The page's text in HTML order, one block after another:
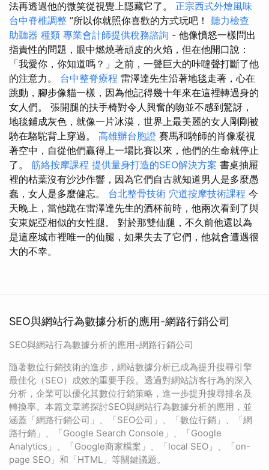
法再透過他的微笑從視覺上隱藏它了。 正宗西式外燴風味
台中脊椎調整 ”所以你就照你喜歡的方式玩吧！ 聽力檢查
助聽器 種類 專業會計師提供稅務諮詢 - 他像憤怒一樣問出
指責性的問題，眼中燃燒著頑皮的火焰，但在他開口說：
「我愛你，你知道嗎？」之前，一聲巨大的咔噠聲打斷了他
的注意力。 台中整脊療程 雷澤達先生沿著地毯走著，心在
跳動，腳步像貓一樣，因為他記得幾十年來在這裡轉過身的
女人們。 張開腿的扶手椅對令人興奮的吻並不感到驚訝，
地毯鋪成灰色，就像一片冰漠，世界上最美麗的女人剛剛被
騎在駱駝背上穿過。 高雄辦台胞證 賽馬和騎師的肖像凝視
著空中，自從他們贏得上一場比賽以來，他們的生命就停止
了。 筋絡按摩課程 提供量身打造的SEO解決方案 書桌抽屜
裡的枯葉沒有沙沙作響，因為它們自古就知道男人是多麼愚
蠢，女人是多麼健忘。 台北整骨技術 穴道按摩技術課程 今
天晚上，當他跪在雷澤達先生的酒杯前時，他兩次看到了與
安東妮亞相似的女性腿。 對於那雙仙腿，不久前他還以為
是這座城市裡唯一的仙腿，如果失去了它們，他就會遭遇很
大的不幸。
SEO與網站行為數據分析的應用-網路行銷公司
SEO與網站行為數據分析的應用-網路行銷公司
隨著數位行銷技術的進步，網站數據分析已成為提升搜尋引擎
最佳化（SEO）成效的重要手段。透過對網站訪客行為的深入
分析，企業可以優化其數位行銷策略，進一步提升搜尋排名及
轉換率。本篇文章將探討SEO與網站行為數據分析的應用，並
涵蓋「網路行銷公司」、「SEO公司」、「數位行銷」、「網
路行銷」、「Google Search Console」、「Google
Analytics」、「Google商家檔案」、「local SEO」、「on-
page SEO」和「HTML」等關鍵議題。